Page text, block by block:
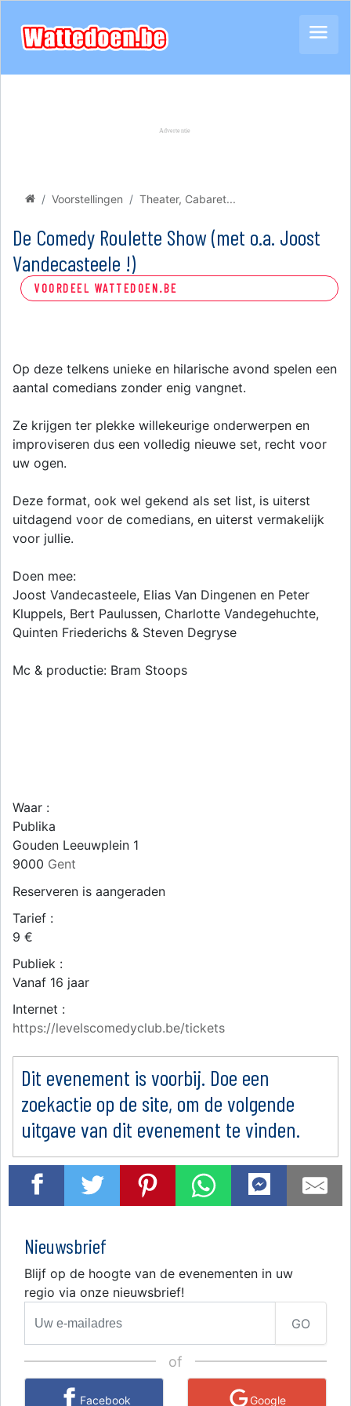
Voorstellingen Theater, Cabaret...
De Comedy Roulette Show (met o.a. Joost
Vandecasteele !)
VOORDEEL WATTEDOEN.BE
Op deze telkens unieke en hilarische avond spelen een
aantal comedians zonder enig vangnet.
Ze krijgen ter plekke willekeurige onderwerpen en
improviseren dus een volledig nieuwe set, recht voor
uw ogen.
Deze format, ook wel gekend als set list, is uiterst
uitdagend voor de comedians, en uiterst vermakelijk
voor jullie.
Doen mee:
Joost Vandecasteele, Elias Van Dingenen en Peter
Kluppels, Bert Paulussen, Charlotte Vandegehuchte,
Quinten Friederichs & Steven Degryse
Mc & productie: Bram Stoops
Waar :
Publika
Gouden Leeuwplein 1
9000 Gent
Reserveren is aangeraden
Tarief :
9 €
Publiek :
Vanaf 16 jaar
Internet :
https://levelscomedyclub.be/tickets
Dit evenement is voorbij. Doe een
zoekactie op de site, om de volgende
uitgave van dit evenement te vinden.
Nieuwsbrief
Blijf op de hoogte van de evenementen in uw
regio via onze nieuwsbrief!
GO
of
Facebook Google